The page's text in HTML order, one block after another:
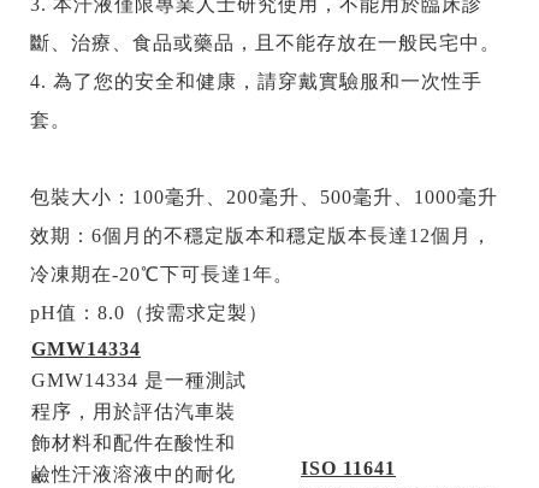
3. 本汗液僅限專業人士研究使用，不能用於臨床診
斷、治療、食品或藥品，且不能存放在一般民宅中。
4. 為了您的安全和健康，請穿戴實驗服和一次性手
套。
包裝大小： 100毫升、 200毫升、 500毫升、 1000毫升
效期： 6個月的不穩定版本和穩定版本長達12個月，
冷凍期在-20℃下可長達1 年。
pH值： 8.0 （按需求定製）
GMW14334
GMW14334 是一種測試
程序，用於評估汽車裝
飾材料和配件在酸性和
鹼性汗液溶液中的耐化
ISO 11641